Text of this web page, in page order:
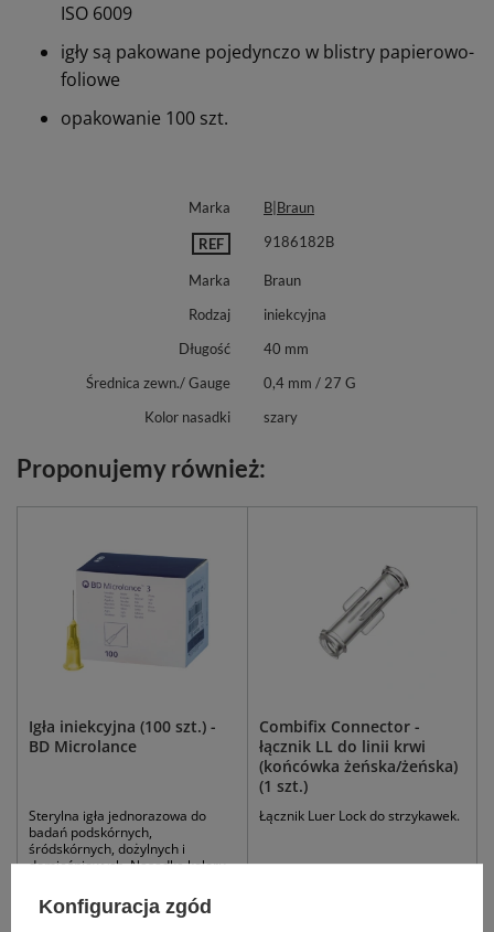
ISO 6009
igły są pakowane pojedynczo w blistry papierowo-
foliowe
opakowanie 100 szt.
Marka B|Braun
REF 9186182B
Marka
Braun
Rodzaj
iniekcyjna
Długość
40 mm
Średnica zewn./ Gauge
0,4 mm / 27 G
Kolor nasadki
szary
Proponujemy również:
Igła iniekcyjna (100 szt.) -
BD Microlance
Sterylna igła jednorazowa do
badań podskórnych,
śródskórnych, dożylnych i
domięśniowych. Nasadka koloru
0,4 x 13 0,5 x 16
Combifix Connector -
łącznik LL do linii krwi
(końcówka żeńska/żeńska)
(1 szt.)
Łącznik Luer Lock do strzykawek.
Konfiguracja zgód